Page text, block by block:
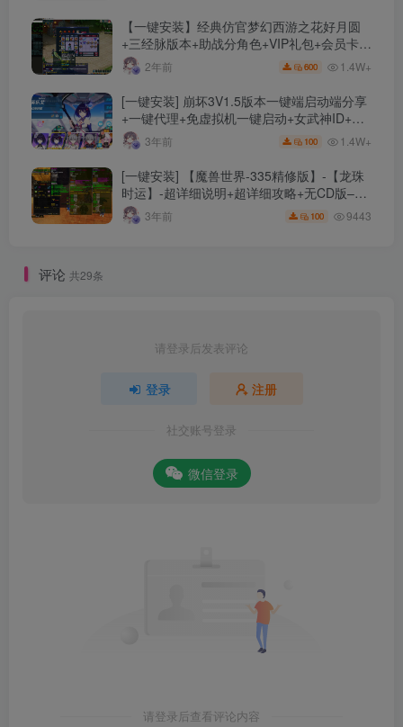
【一键安装】经典仿官梦幻西游之花好月圆
+三经脉版本+助战分角色+VIP礼包+会员卡
+剧情活动+视频搭建及其他修改资料
2年前 600 1.4W+
[一键安装] 崩坏3V1.5版本一键端启动端分享
+一键代理+免虚拟机一键启动+女武神ID+详
细指令+极简一键修改
3年前 100 1.4W+
[一键安装] 【魔兽世界-335精修版】-【龙珠
时运】-超详细说明+超详细攻略+无CD版–精
修版本-站长推荐+站长亲测
3年前 100 9443
评论 共29条
请登录后发表评论
登录 注册
社交账号登录
微信登录
请登录后查看评论内容